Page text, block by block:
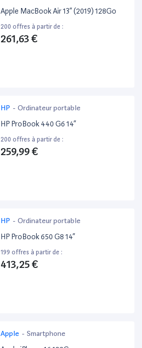
Apple MacBook Air 13” (2019) 128Go
200 offres à partir de :
261,63 €
HP - Ordinateur portable
HP ProBook 440 G6 14”
200 offres à partir de :
259,99 €
HP - Ordinateur portable
HP ProBook 650 G8 14”
199 offres à partir de :
413,25 €
Apple - Smartphone